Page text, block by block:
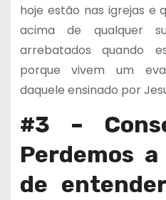
hoje estão nas igrejas e
acima de qualquer
arrebatados quando
porque vivem um
daquele ensinado por
#3 –
Perdemos
de